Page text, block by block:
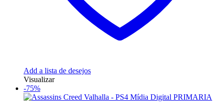
Add a lista de desejos
Visualizar
-75%